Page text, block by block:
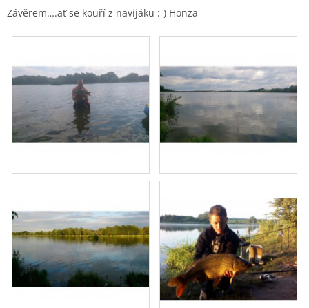
Závěrem….ať se kouří z navijáku :-) Honza